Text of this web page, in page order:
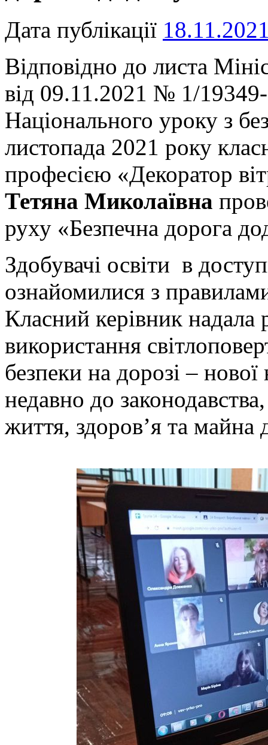
Дата публікації
Відповідно до листа
від 09.11.2021 № 1/
Національного уроку з
листопада 2021 року
професією «Декоратор
Тетяна Миколаївна
руху «Безпечна дорога
Здобувачі освіти в
ознайомилися з
Класний керівник надала
використання
безпеки на дорозі –
недавно до
життя, здоров’я та